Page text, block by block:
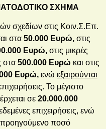
ΣΧΗΜΑ
σχεδίων στις Κοιν.Σ.Επ.
στα 50.000 Ευρώ, στις
Ευρώ, στις μικρές
στα 500.000 Ευρώ και στις
Ευρώ, ενώ εξαιρούνται
Το μέγιστο
σε 20.000.000
επιχειρήσεις, ενώ
ποσό